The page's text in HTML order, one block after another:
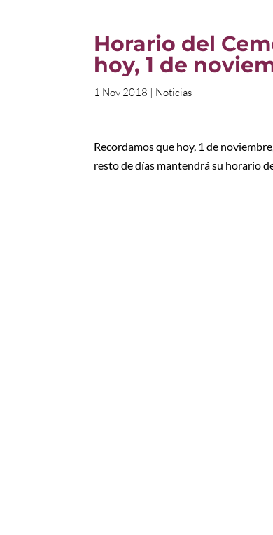
Horario del
hoy, 1 de
1 Nov 2018 | Noticias
Recordamos que hoy, 1 de
resto de días mantendrá su horario